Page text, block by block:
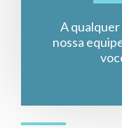
A
nossa